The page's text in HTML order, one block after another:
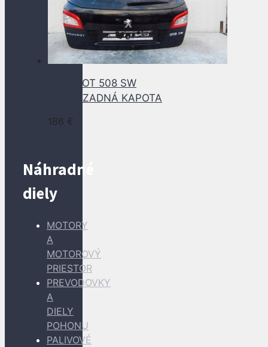
PEUGEOT 508 SW
KOMBI ZADNÁ KAPOTA
186 €
Náhradné
diely
MOTORY
A
MOTOROVÝ
PRIESTOR
PREVODOVKY
A
DIELY
POHONU
PALIVOVÉ